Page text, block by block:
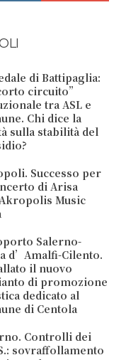
di Battipaglia:
circuito”
tra ASL e
Chi dice la
sulla stabilità del
Successo per
di Arisa
Music
Salerno-
d’Amalfi-Cilento.
il nuovo
di promozione
dedicato al
di Centola
Controlli dei
sovraffollamento